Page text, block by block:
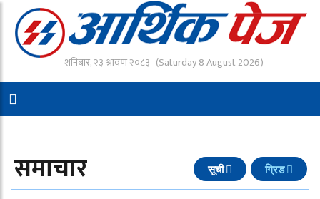
शनिबार, २३ श्रावण २०८३ (Saturday 8 August 2026)
समाचार सूची ग्रिड